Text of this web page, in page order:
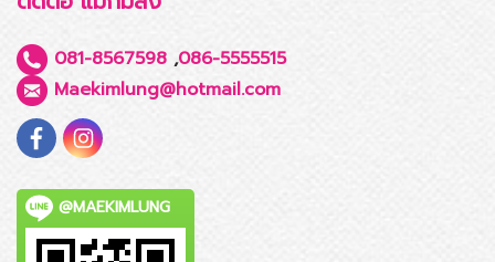
081-8567598 ,086-5555515
Maekimlung@hotmail.com
@MAEKIMLUNG